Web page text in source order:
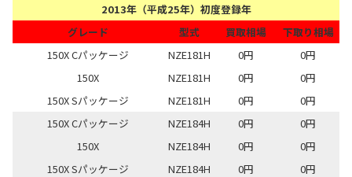
2013年（平成25年）初度登録年
グレード
型式 買取相場
下取り相場
150X Cパッケージ
NZE181H 0円
0円
150X
NZE181H 0円
0円
150X Sパッケージ
NZE181H 0円
0円
150X Cパッケージ
NZE184H 0円
0円
150X
NZE184H 0円
0円
150X Sパッケージ
NZE184H 0円
0円